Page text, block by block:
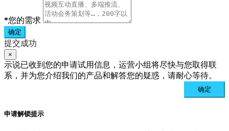
*您的需求
确定
提交成功
×
示说已收到您的申请试用信息，运营小组将尽快与您取得联
系，并为您介绍我们的产品和解答您的疑惑，请耐心等待。
确定
申请解锁提示